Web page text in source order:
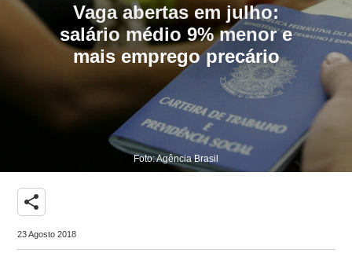
Vaga abertas em julho:
salário médio 9% menor e
mais emprego precário
Foto: Agência Brasil
share
23 Agosto 2018